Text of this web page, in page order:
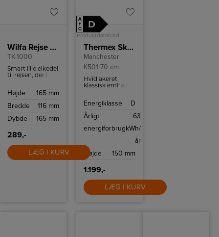
Wilfa Rejse elkedel
TK-1000
Smart lille elkedel
til rejsen, der kan
rejsesæt med to
mælkekop og to
Højde
165 mm
Bredde
116 mm
Dybde
165 mm
289,-
LÆG I KURV
A
↑
G
D
Produktdatablad
Thermex Skabsintegreret emhætte
Manchester
K501 70 cm
Hvidlakeret
klassisk emhætte
hastigheder.
Energiklasse
D
Årligt
energiforbrug
63
kWh/
år
Højde
150 mm
1.199,-
LÆG I KURV